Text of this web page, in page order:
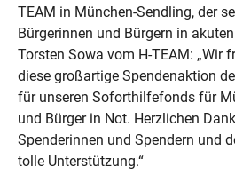
TEAM in München-Sendling, der
Bürgerinnen und Bürgern in
Torsten Sowa vom H-TEAM: „Wir
diese großartige Spendenaktion
für unseren Soforthilfefonds für
und Bürger in Not. Herzlichen
Spenderinnen und Spendern und
tolle Unterstützung.“